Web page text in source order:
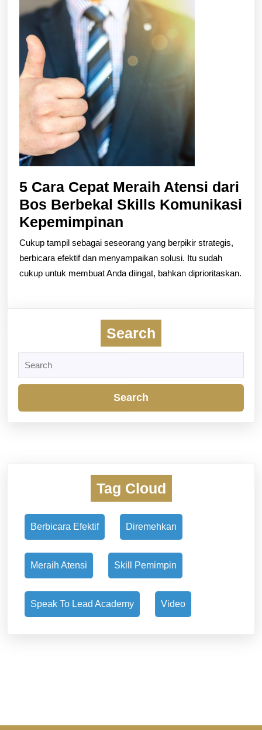
5 Cara Cepat Meraih Atensi dari
Bos Berbekal Skills Komunikasi
Kepemimpinan
Cara
Cepat
Meraih
dari
Bos
Berbekal
Komunikasi
Kepemimpinan
Cukup tampil sebagai seseorang yang berpikir strategis,
berbicara efektif dan menyampaikan solusi. Itu sudah
cukup untuk membuat Anda diingat, bahkan diprioritaskan.
Search
for:
Tag Cloud
Berbicara Efektif Diremehkan
Meraih Atensi Skill Pemimpin
Speak To Lead Academy Video